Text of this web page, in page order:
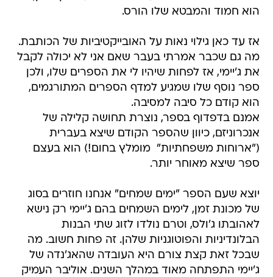
הוא חמוד והמבטא שלו הורס.
אז עד כאן גילוי נאות על האובייקטיביות של הכותבת.
מה גם שכבר אמרתי בעבר שאם אני לא יכולה לקבל
את ג'יימי, אז לפחות שיהיו לי את הספרים שלו, ולכן
ספר נוסף שלו שמגיע למדף הספרים המתורגמים,
הוא קודם כל סיבה למסיבה.
אמנם בדפדוף בספר, נוצרת תחושה קלילה של
אנכרוניזם, כיוון שהספר הקודם שיצא בעברית
("ארוחות משפחתיות"  מומלץ בחום!) הוא בעצם
ספר שיצא מאוחר יותר.
יוצא שעם הספר "ימים שמחים" אנחנו חוזרים בסוג
של מכונת זמן, לימים השמחים בהם ג'יימי רק נישא
לאהובתו ג'ולס, וטרם נולדו לזוג שתי הבנות
הבלונדיניות והפוטוגניות שלהן. זה פחות חשוב. מה
שבכל זאת קצת צורם היא העובדה שהאג'נדה של
ג'יימי התפתחה מאוד במהלך השנים. אוליבר העמיק